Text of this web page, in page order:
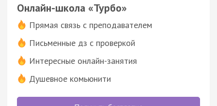
Онлайн-школа «Турбо»
Прямая связь с преподавателем
Письменные дз с проверкой
Интересные онлайн-занятия
Душевное комьюнити